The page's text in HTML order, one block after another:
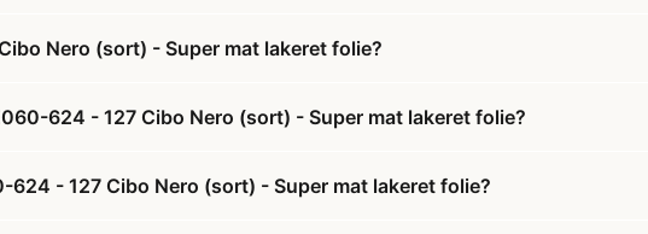
Nero (sort) - Super mat lakeret folie?
624 - 127 Cibo Nero (sort) - Super mat lakeret folie?
- 127 Cibo Nero (sort) - Super mat lakeret folie?